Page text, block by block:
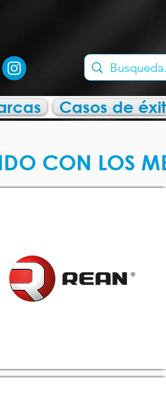
Casos de
CON LOS